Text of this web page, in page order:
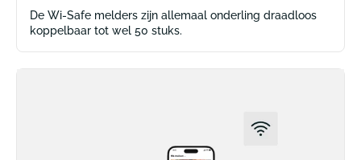
De Wi-Safe melders zijn allemaal onderling draadloos
koppelbaar tot wel 50 stuks.